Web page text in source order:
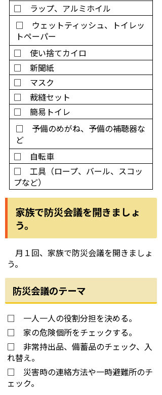
□ ラップ、アルミホイル
□ ウェットティッシュ、トイレッ
トペーパー
□ 使い捨てカイロ
□ 新聞紙
□ マスク
□ 裁縫セット
□ 簡易トイレ
□ 予備のめがね、予備の補聴器な
ど
□ 自転車
□ 工具（ロープ、バール、スコッ
プなど）
家族で防災会議を開きましょ
う。
月１回、家族で防災会議を開きましょ
う。
防災会議のテーマ
□ 一人一人の役割分担を決める。
□ 家の危険個所をチェックする。
□ 非常持出品、備蓄品のチェック、入
れ替え。
□ 災害時の連絡方法や一時避難所のチ
ェック。